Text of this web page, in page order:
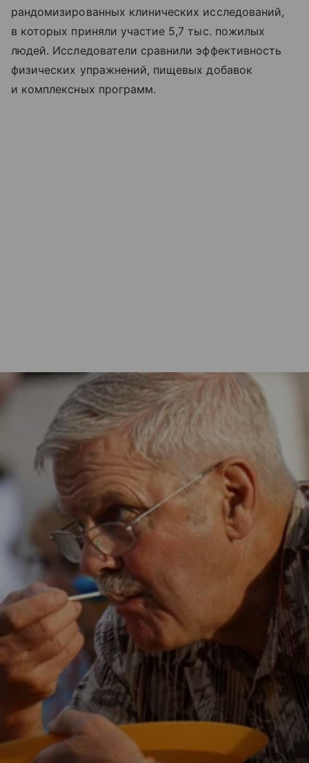
рандомизированных клинических исследований,
в которых приняли участие 5,7 тыс. пожилых
людей. Исследователи сравнили эффективность
физических упражнений, пищевых добавок
и комплексных программ.